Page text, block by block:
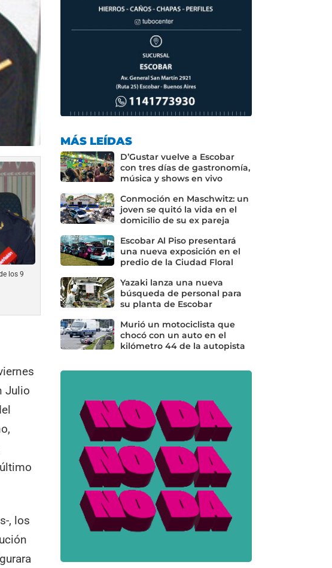
los 9
Julio
, los
MÁS LEÍDAS
D’Gustar vuelve a Escobar
con tres días de gastronomía,
música y shows en vivo
Conmoción en Maschwitz: un
joven se quitó la vida en el
domicilio de su ex pareja
Escobar Al Piso presentará
una nueva exposición en el
predio de la Ciudad Floral
Yazaki lanza una nueva
búsqueda de personal para
su planta de Escobar
Murió un motociclista que
chocó con un auto en el
kilómetro 44 de la autopista